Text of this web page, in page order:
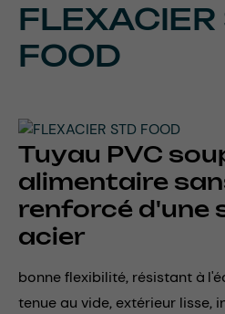
FLEXACIER
FOOD
Tuyau PVC
alimentaire
renforcé d'une
acier
bonne flexibilité, résistant à
tenue au vide, extérieur lisse,